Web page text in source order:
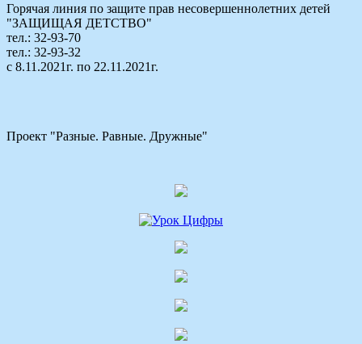
Горячая линия по защите прав несовершеннолетних детей
"ЗАЩИЩАЯ ДЕТСТВО"
тел.: 32-93-70
тел.: 32-93-32
с 8.11.2021г. по 22.11.2021г.
Проект "Разные. Равные. Дружные"